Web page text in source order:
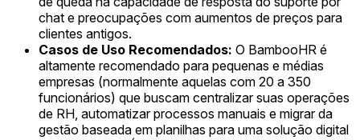
chat e preocupações com aumentos de preços para
clientes antigos.
Casos de Uso Recomendados: O BambooHR é
altamente recomendado para pequenas e médias
empresas (normalmente aquelas com 20 a 350
funcionários) que buscam centralizar suas operações
de RH, automatizar processos manuais e migrar da
gestão baseada em planilhas para uma solução digital